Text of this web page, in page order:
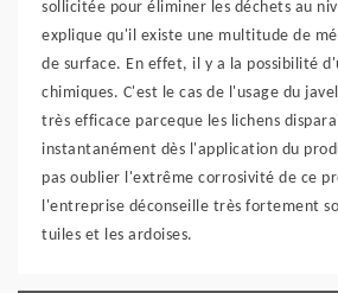
sollicitée pour éliminer les déchets au
explique qu'il existe une multitude de
de surface. En effet, il y a la possibilité
chimiques. C'est le cas de l'usage du
très efficace parceque les lichens
instantanément dès l'application du
pas oublier l'extrême corrosivité de ce
l'entreprise déconseille très fortement
tuiles et les ardoises.